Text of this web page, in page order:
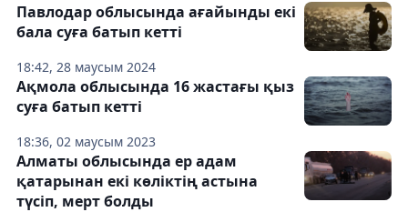
18:42, 28 маусым 2024
Павлодар облысында ағайынды екі
бала суға батып кетті
18:36, 02 маусым 2023
Ақмола облысында 16 жастағы қыз
суға батып кетті
Алматы облысында ер адам
қатарынан екі көліктің астына
түсіп, мерт болды